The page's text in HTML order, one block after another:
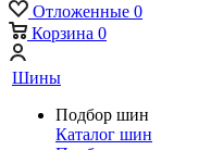
Отложенные 0
Корзина 0
Шины
Подбор шин
Каталог шин